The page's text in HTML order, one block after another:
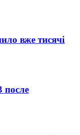
вже тисячі
после